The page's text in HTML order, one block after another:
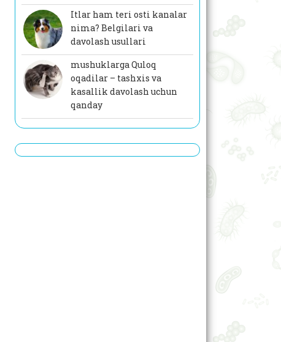
Itlar ham teri osti kanalar
nima? Belgilari va
davolash usullari
mushuklarga Quloq
oqadilar – tashxis va
kasallik davolash uchun
qanday